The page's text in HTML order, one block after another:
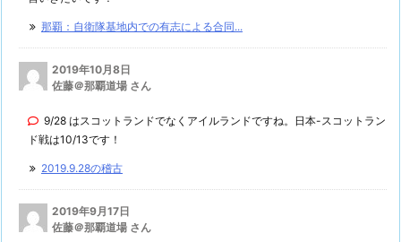
那覇：自衛隊基地内での有志による合同...
2019年10月8日
佐藤＠那覇道場 さん
9/28 はスコットランドでなくアイルランドですね。日本-スコットラン
ド戦は10/13です！
2019.9.28の稽古
2019年9月17日
佐藤＠那覇道場 さん